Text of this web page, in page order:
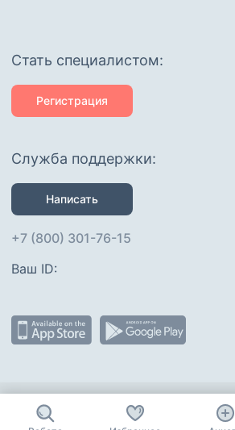
Cтать специалистом:
Регистрация
Служба поддержки:
Написать
+7 (800) 301-76-15
Ваш ID:
Присоединяйтесь :